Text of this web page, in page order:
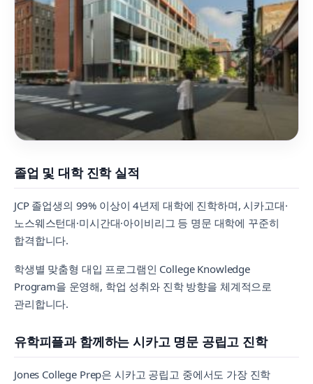
졸업 및 대학 진학 실적
JCP 졸업생의 99% 이상이 4년제 대학에 진학하며, 시카고대·
노스웨스턴대·미시간대·아이비리그 등 명문 대학에 꾸준히
합격합니다.
학생별 맞춤형 대입 프로그램인 College Knowledge
Program을 운영해, 학업 성취와 진학 방향을 체계적으로
관리합니다.
유학피플과 함께하는 시카고 명문 공립고 진학
Jones College Prep은 시카고 공립고 중에서도 가장 진학